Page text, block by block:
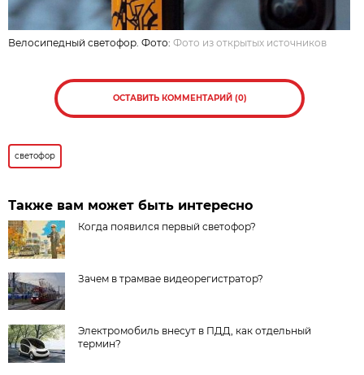
Велосипедный светофор. Фото:Фото из открытых источников
ОСТАВИТЬ КОММЕНТАРИЙ (0)
светофор
Также вам может быть интересно
Когда появился первый светофор?
Зачем в трамвае видеорегистратор?
Электромобиль внесут в ПДД, как отдельный
термин?